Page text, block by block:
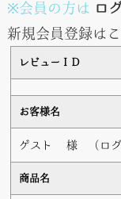
※会員の方は ロ
新規会員登録は
レビューＩＤ
お客様名
ゲスト 様 （ログ
商品名